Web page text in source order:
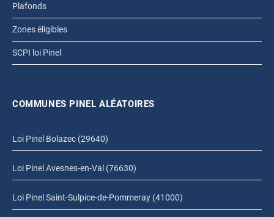
Plafonds
Zones éligibles
SCPI loi Pinel
COMMUNES PINEL ALÉATOIRES
Loi Pinel Bolazec (29640)
Loi Pinel Avesnes-en-Val (76630)
Loi Pinel Saint-Sulpice-de-Pommeray (41000)